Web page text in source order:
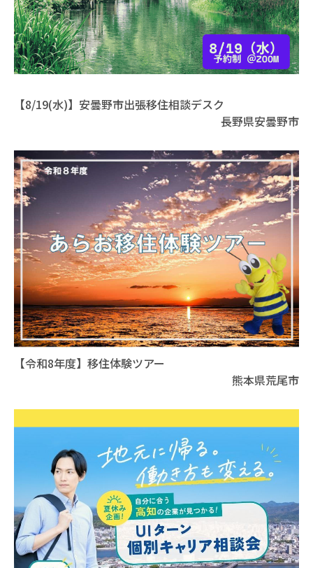
【8/19(水)】安曇野市出張移住相談デスク
長野県安曇野市
【令和8年度】移住体験ツアー
熊本県荒尾市